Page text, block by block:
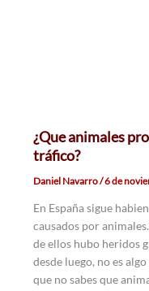
¿Que animales
tráfico?
Daniel Navarro/6 de
En España sigue
causados por
de ellos hubo heridos
desde luego, no es
que no sabes que